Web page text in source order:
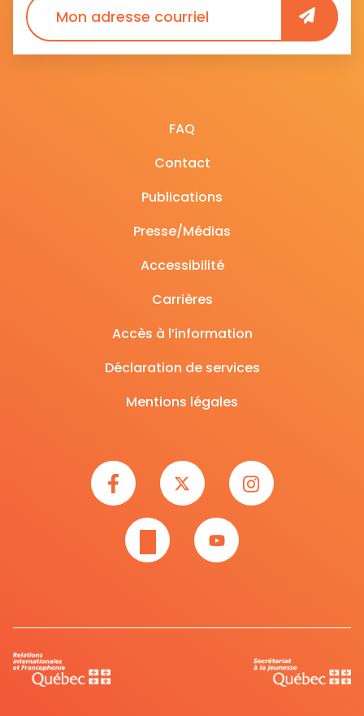
FAQ
Contact
Publications
Presse/Médias
Accessibilité
Carrières
Accès à l’information
Déclaration de services
Mentions légales